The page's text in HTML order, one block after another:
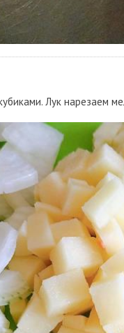
Лук нарезаем